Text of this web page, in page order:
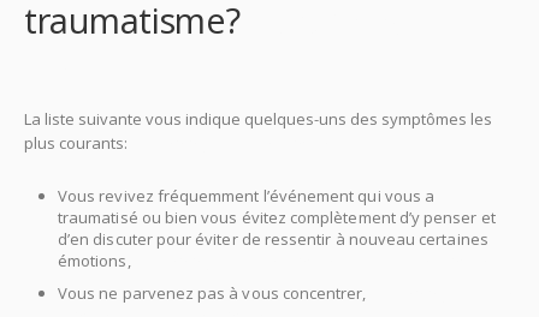
traumatisme?
La liste suivante vous indique quelques-uns des symptômes les
plus courants:
Vous revivez fréquemment l’événement qui vous a
traumatisé ou bien vous évitez complètement d’y penser et
d’en discuter pour éviter de ressentir à nouveau certaines
émotions,Psychologue Aix en Provence Psy Aix en Provence
Vous ne parvenez pas à vous concentrer,